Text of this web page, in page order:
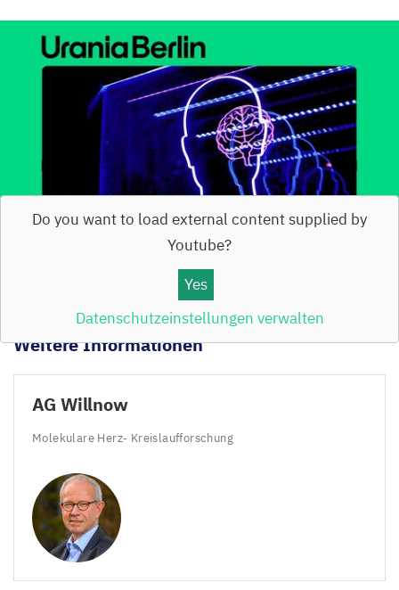
Do you want to load external content supplied by
Youtube?
Yes
Datenschutzeinstellungen verwalten
über die Ursachen von Alzheimer und über
Experimente mit Mäusen und Gehirnorganoiden.
Weitere Informationen
AG Willnow
Molekulare Herz- Kreislaufforschung